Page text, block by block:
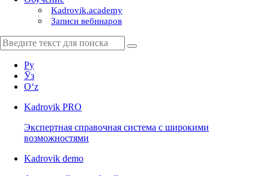
Kadrovik.academy
Записи вебинаров
Ру
Ўз
Oʻz
Kadrovik PRO
Экспертная справочная система с широкими
возможностями
Kadrovik demo